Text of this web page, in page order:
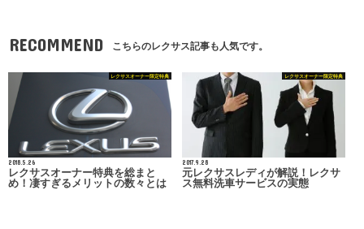
RECOMMEND こちらのレクサス記事も人気です。
レクサスオーナー限定特典
2018.5.26
レクサスオーナー特典を総まと
め！凄すぎるメリットの数々とは
レクサスオーナー限定特典
2017.9.28
元レクサスレディが解説！レクサ
ス無料洗車サービスの実態